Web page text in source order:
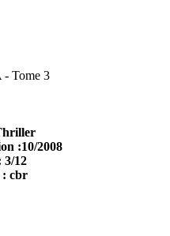
- Tome 3
:10/2008
3/12
: cbr